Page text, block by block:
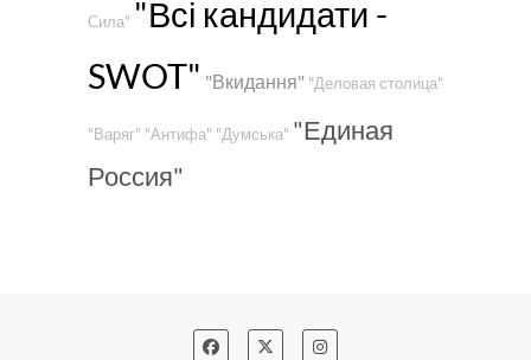
Сила" "Всі кандидати -
SWOT" "Вкидання" "Деловая столица"
"Варяг" "Антифа" "Думська" "Единая
Россия"